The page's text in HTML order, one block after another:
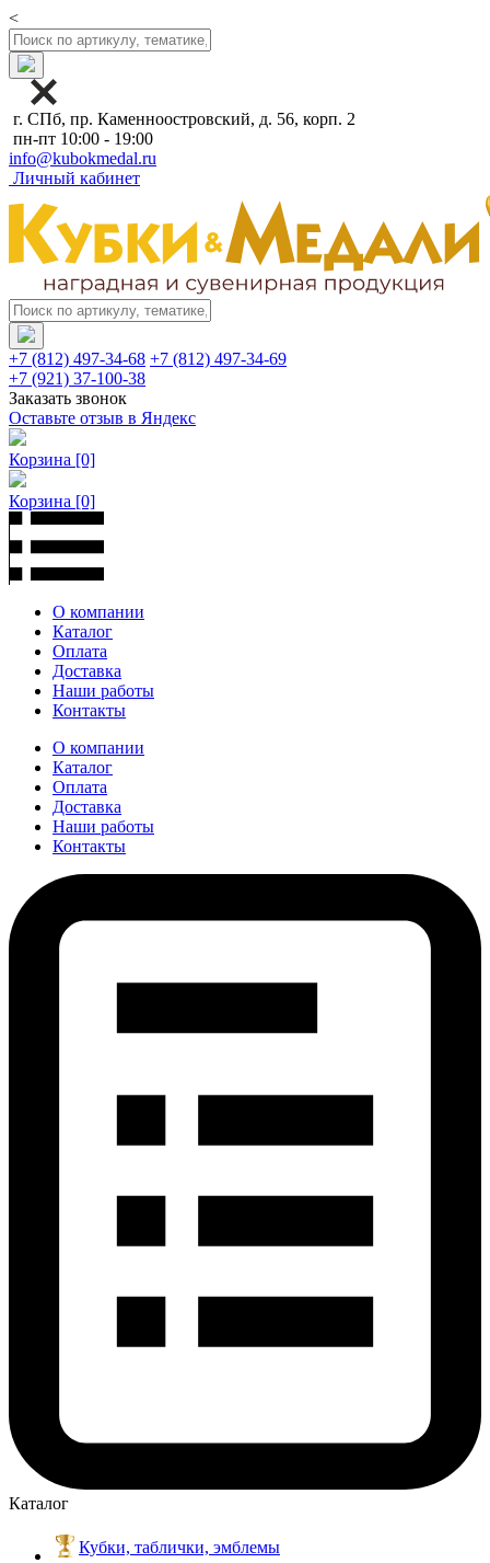
<
г. СПб, пр. Каменноостровский, д. 56, корп. 2
пн-пт 10:00 - 19:00
info@kubokmedal.ru
Личный кабинет
+7 (812) 497-34-68 +7 (812) 497-34-69
+7 (921) 37-100-38
Заказать звонок
Оставьте отзыв в Яндекс
Корзина [0]
Корзина [0]
О компании
Каталог
Оплата
Доставка
Наши работы
Контакты
О компании
Каталог
Оплата
Доставка
Наши работы
Контакты
Каталог
Кубки, таблички, эмблемы